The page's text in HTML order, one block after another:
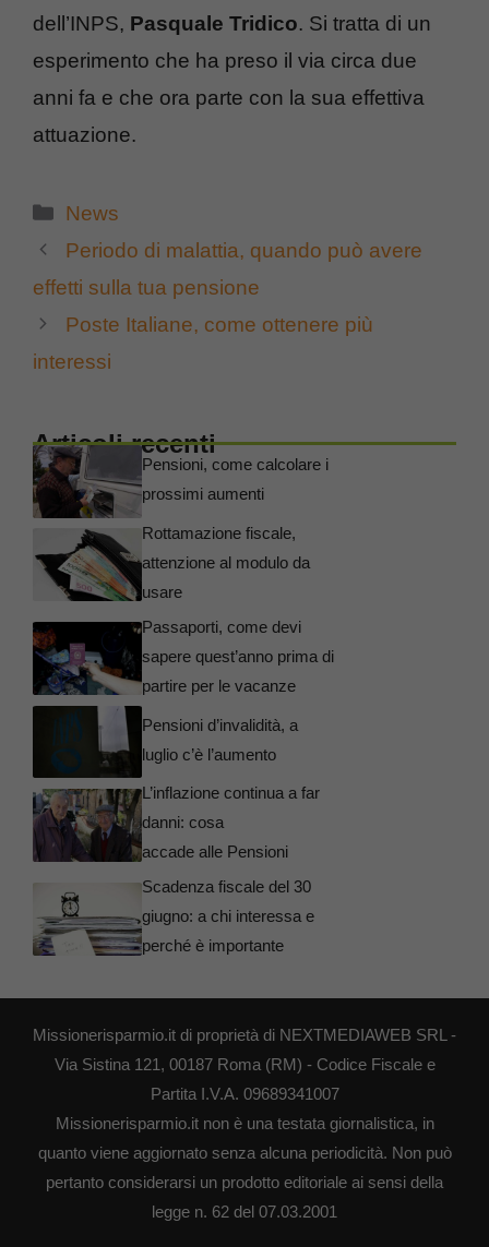
dell’INPS, Pasquale Tridico. Si tratta di un
esperimento che ha preso il via circa due
anni fa e che ora parte con la sua effettiva
attuazione.
Categorie
News
Periodo di malattia, quando può avere
effetti sulla tua pensione
Poste Italiane, come ottenere più
interessi
Articoli recenti
Pensioni, come calcolare i
prossimi aumenti
Rottamazione fiscale,
attenzione al modulo da
usare
Passaporti, come devi
sapere quest’anno prima di
partire per le vacanze
Pensioni d’invalidità, a
luglio c’è l’aumento
L’inflazione continua a far
danni: cosa
accade alle Pensioni
Scadenza fiscale del 30
giugno: a chi interessa e
perché è importante
Missionerisparmio.it di proprietà di NEXTMEDIAWEB SRL -
Via Sistina 121, 00187 Roma (RM) - Codice Fiscale e
Partita I.V.A. 09689341007
Missionerisparmio.it non è una testata giornalistica, in
quanto viene aggiornato senza alcuna periodicità. Non può
pertanto considerarsi un prodotto editoriale ai sensi della
legge n. 62 del 07.03.2001